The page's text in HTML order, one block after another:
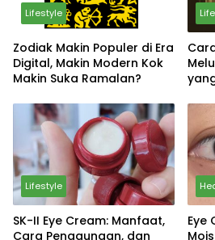
Lifestyle
Zodiak Makin Populer di Era
Digital, Makin Modern Kok
Makin Suka Ramalan?
Lifestyle
SK-II Eye Cream: Manfaat,
Cara Penggunaan, dan
Eye